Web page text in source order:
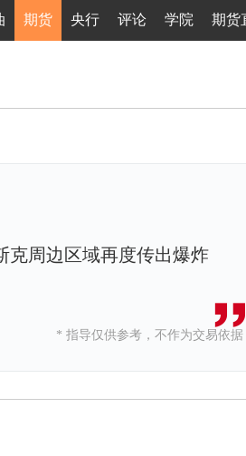
期货 央行 评论 学院 期货
克周边区域再度传出爆炸
* 指导仅供参考，不作为交易依据